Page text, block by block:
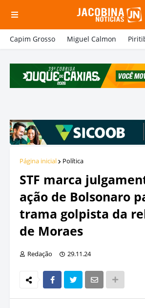
Capim Grosso Miguel Calmon
Página inicial Política
STF marca
ação de Bolsonaro
trama golpista da
de Moraes
Redação 29.11.24